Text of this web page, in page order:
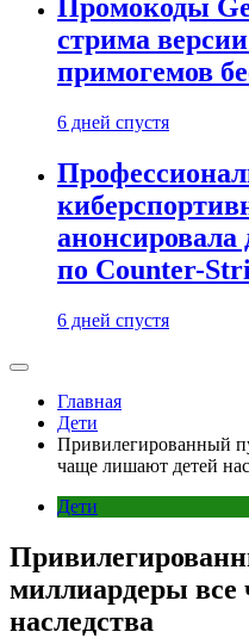
Промокоды
стрима
примогемов
6 дней спустя
по Counter-
6 дней спустя
Главная
Дети
Привилегированный
чаще лишают детей
Дети
миллиардеры
наследства